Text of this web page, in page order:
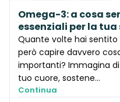
Omega-3: a cosa
essenziali per la
Quante volte hai
però capire davvero
importanti? Immagina
tuo cuore, sostene...
Continua